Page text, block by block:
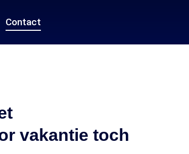
Contact
vakantie toch